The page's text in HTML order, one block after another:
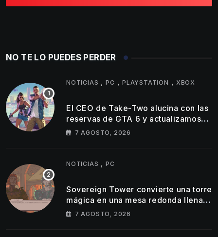
NO TE LO PUEDES PERDER
NOTICIAS ,PC ,PLAYSTATION , XBOX
El CEO de Take-Two alucina con las
reservas de GTA 6 y actualizamos
cifra de ventas de GTA 5
7 AGOSTO, 2026
NOTICIAS ,PC
Sovereign Tower convierte una torre
mágica en una mesa redonda llena
de egos
7 AGOSTO, 2026